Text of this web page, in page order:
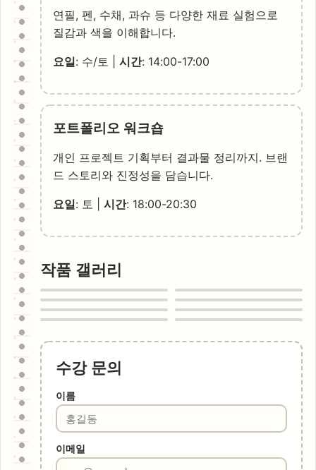
연필, 펜, 수채, 과슈 등 다양한 재료 실험으로
질감과 색을 이해합니다.
요일: 수/토 | 시간: 14:00-17:00
포트폴리오 워크숍
개인 프로젝트 기획부터 결과물 정리까지. 브랜
드 스토리와 진정성을 담습니다.
요일: 토 | 시간: 18:00-20:30
작품 갤러리
수강 문의
이름
이메일